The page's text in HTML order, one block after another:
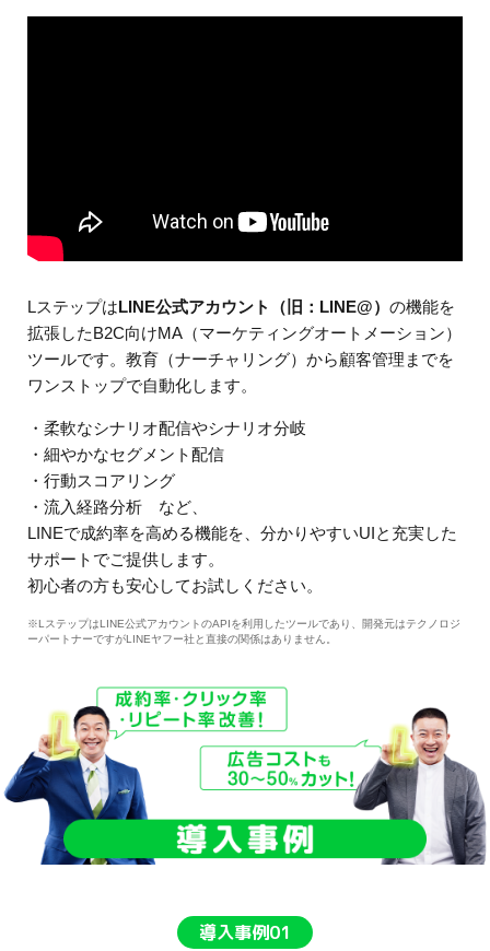
LステップはLINE公式アカウント（旧：LINE@） の機能を
拡張したB2C向けMA（マーケティングオートメーション）
ツールです。教育（ナーチャリング）から顧客管理までを
ワンストップで自動化します。
・柔軟なシナリオ配信やシナリオ分岐
・細やかなセグメント配信
・行動スコアリング
・流入経路分析 など、
LINEで成約率を高める機能を、分かりやすいUIと充実した
サポートでご提供します。
初心者の方も安心してお試しください。
※LステップはLINE公式アカウントのAPIを利用したツールであり、開発元はテクノロジ
ーパートナーですがLINEヤフー社と直接の関係はありません。
導入事例01